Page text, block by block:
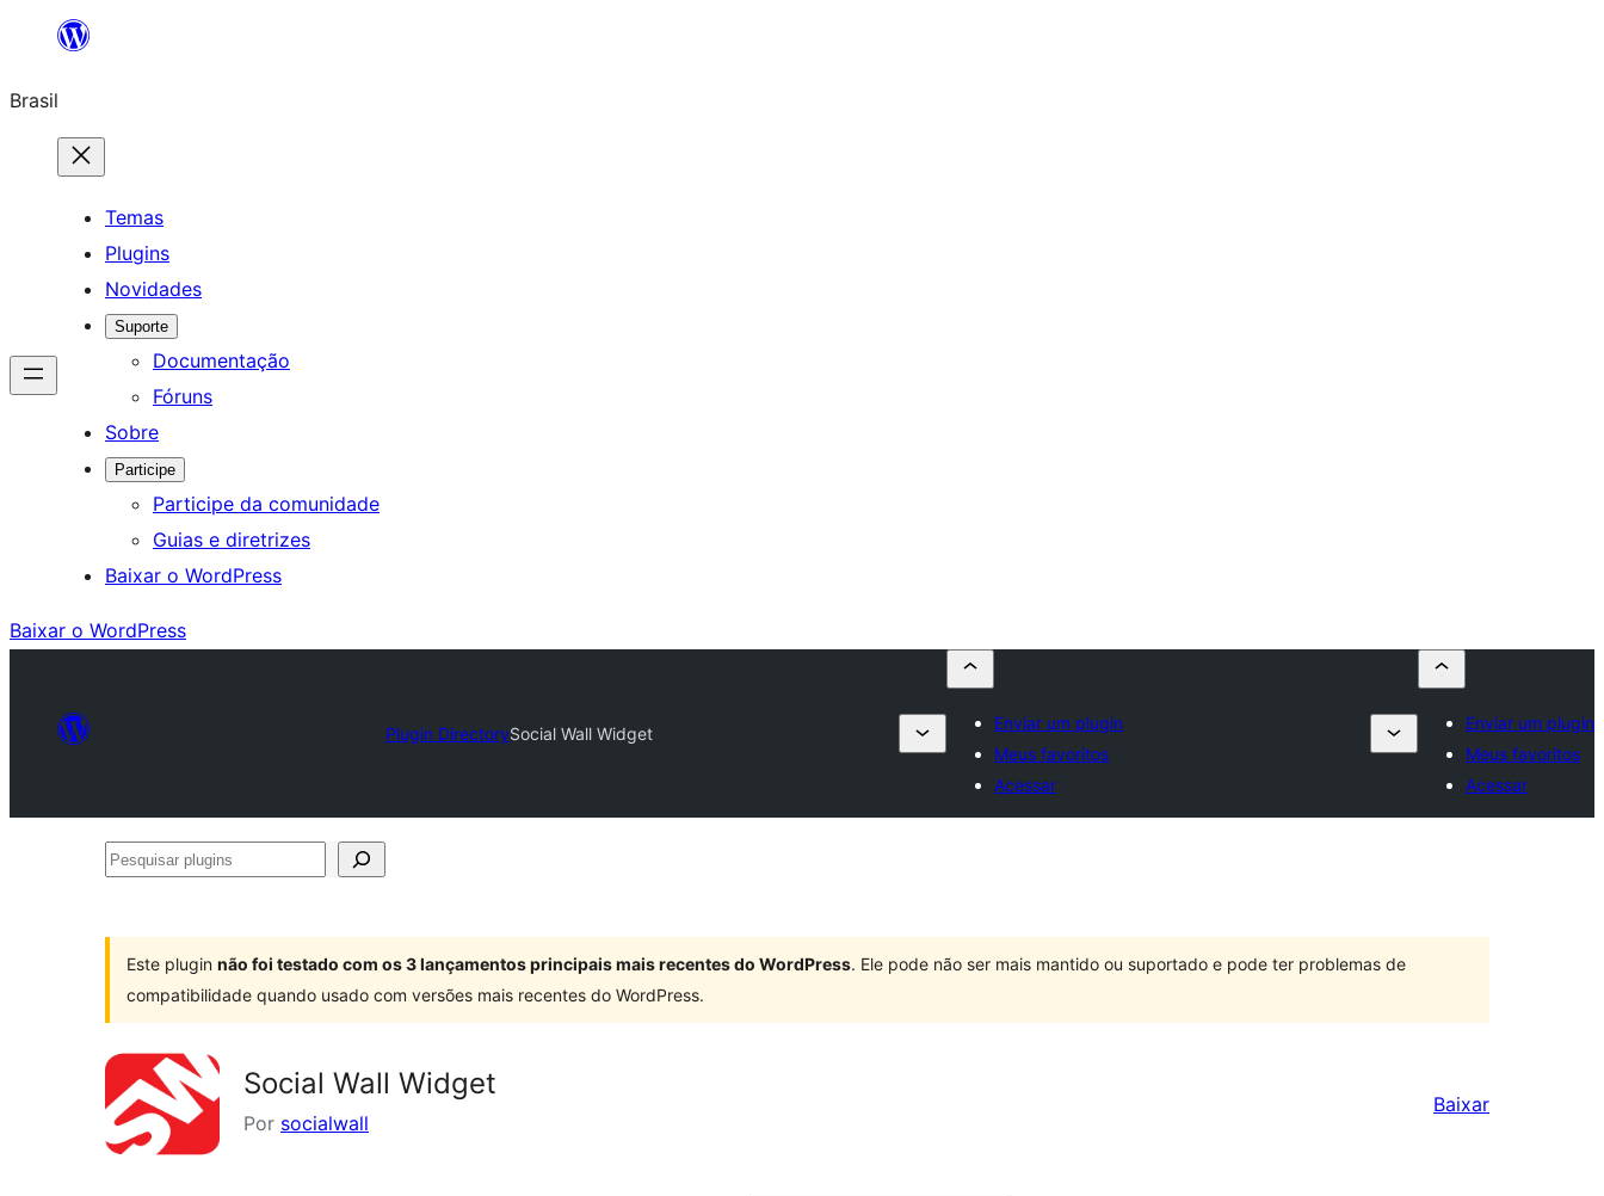
o
conteúdo
Brasil
Temas
Plugins
Novidades
Suporte
Documentação
Fóruns
Sobre
Participe
Participe da comunidade
Guias e diretrizes
Baixar o WordPress
Baixar o WordPress
Plugin DirectorySocial Wall Widget
Enviar um plugin
Meus favoritos
Acessar
Enviar um plugin
Meus favoritos
Acessar
Pesquisar
Este plugin não foi testado com os 3 lançamentos principais mais recentes do WordPress. Ele pode não ser mais mantido ou suportado e pode ter problemas de
compatibilidade quando usado com versões mais recentes do WordPress.
Social Wall Widget
Por socialwall
Baixar